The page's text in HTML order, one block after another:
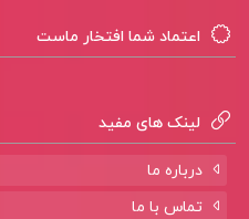
اعتماد شما افتخار ماست
لینک های مفید
درباره ما
تماس با ما